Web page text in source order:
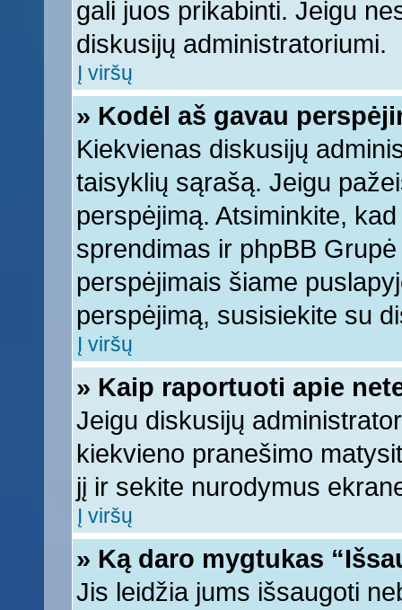
gali juos prikabinti. Jeigu
diskusijų administratoriumi.
Į viršų
» Kodėl aš gavau
Kiekvienas diskusijų
taisyklių sąrašą. Jeigu
perspėjimą. Atsiminkite,
sprendimas ir phpBB
perspėjimais šiame
perspėjimą, susisiekite su
Į viršų
» Kaip raportuoti apie
Jeigu diskusijų
kiekvieno pranešimo
jį ir sekite nurodymus
Į viršų
» Ką daro mygtukas
Jis leidžia jums išsaugoti